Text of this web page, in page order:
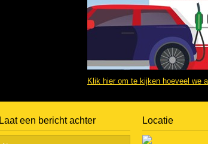
Klik hier om te kijken hoeveel we
Laat een bericht achter Locatie